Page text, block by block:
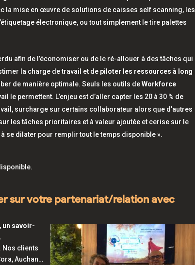
la mise en œuvre de solutions de caisses self scanning, les
électronique, ou tout simplement le tire palettes
afin de l’économiser ou de le ré-allouer à des tâches qui
la charge de travail et de piloter les ressources à long
de manière optimale. Seuls les outils deWorkforce
le permettent. L’enjeu est d’aller capter les 20 à 30 % de
surcharge sur certains collaborateur alors que d’autres
les tâches prioritaires et à valeur ajoutée et cerise sur le
à se dilater pour remplir tout le temps disponible».
sur votre partenariat/relation avec
un savoir-
. Nos clients
Auchan…